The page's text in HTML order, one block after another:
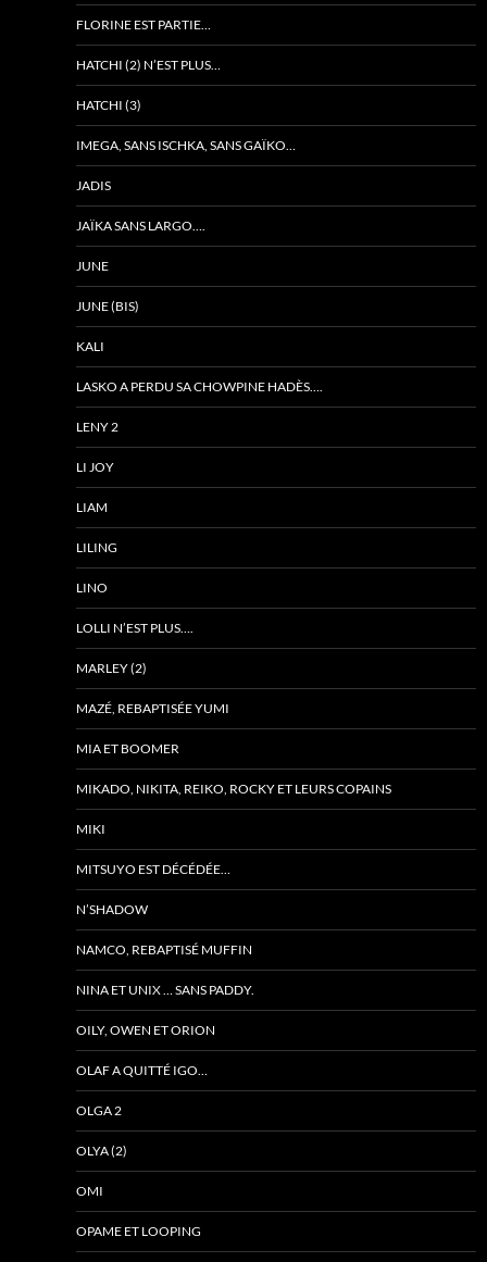
FLORINE EST PARTIE…
HATCHI (2) N’EST PLUS…
HATCHI (3)
IMEGA, SANS ISCHKA, SANS GAÏKO…
JADIS
JAÏKA SANS LARGO….
JUNE
JUNE (BIS)
KALI
LASKO A PERDU SA CHOWPINE HADÈS….
LENY 2
LI JOY
LIAM
LILING
LINO
LOLLI N’EST PLUS….
MARLEY (2)
MAZÉ, REBAPTISÉE YUMI
MIA ET BOOMER
MIKADO, NIKITA, REIKO, ROCKY ET LEURS COPAINS
MIKI
MITSUYO EST DÉCÉDÉE…
N’SHADOW
NAMCO, REBAPTISÉ MUFFIN
NINA ET UNIX … SANS PADDY.
OILY, OWEN ET ORION
OLAF A QUITTÉ IGO…
OLGA 2
OLYA (2)
OMI
OPAME ET LOOPING